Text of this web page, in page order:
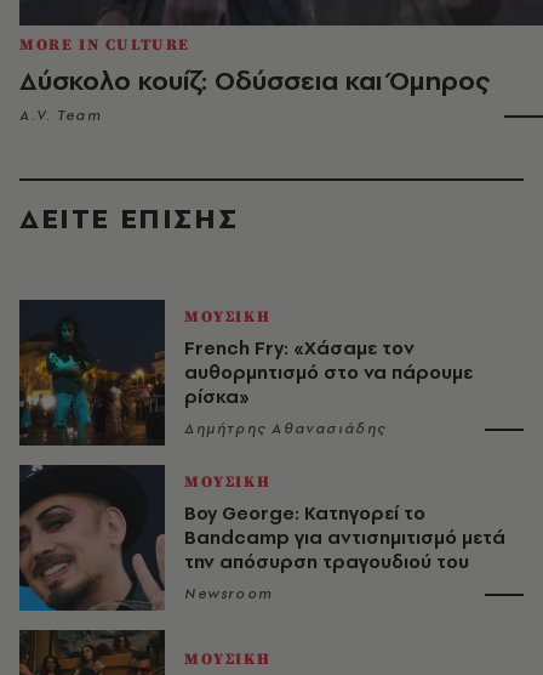
MORE IN CULTURE
Δύσκολο κουίζ: Οδύσσεια και Όμηρος
A.V. Team
ΔΕΙΤΕ ΕΠΙΣΗΣ
ΜΟΥΣΙΚΗ
French Fry: «Χάσαμε τον
αυθορμητισμό στο να πάρουμε
ρίσκα»
Δημήτρης Αθανασιάδης
ΜΟΥΣΙΚΗ
Boy George: Κατηγορεί το
Bandcamp για αντισημιτισμό μετά
την απόσυρση τραγουδιού του
Newsroom
ΜΟΥΣΙΚΗ